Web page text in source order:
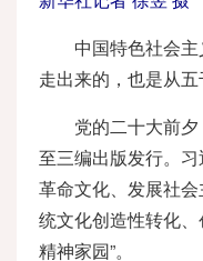
中国特色社会
走出来的，也是从五
党的二十大前
至三编出版发行。
革命文化、发展社
统文化创造性转化
精神家园”。